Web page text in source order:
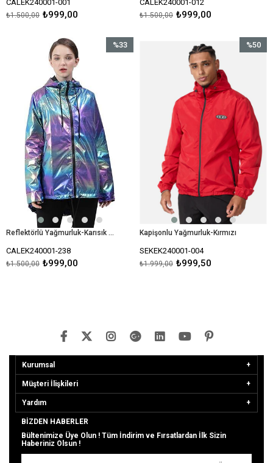
CALEK240001-001
₺999,00
₺1.500,00
CALEK240001-012
₺999,00
₺1.500,00
Reflektörlü Yağmurluk-Karısık Renkli
CALEK240001-238
₺999,00
₺1.500,00
%33
Kapişonlu Yağmurluk-Kırmızı
SEKEK240001-004
₺999,50
₺1.999,00
%50
Kurumsal
Müşteri İlişkileri
Yardım
BIZDEN HABERLER
Bültenimize Üye Olun ! Tüm İndirim ve Fırsatlardan İlk Sizin
Haberiniz Olsun !